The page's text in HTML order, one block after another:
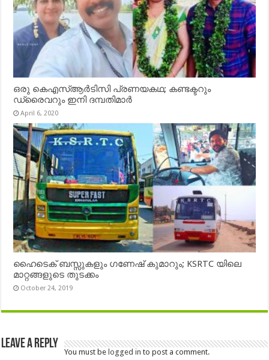
ഒരു കെഎസ്ആർടിസി പ്രണയകഥ; കണ്ടക്ടറും
ഡ്രൈവറും ഇനി ദമ്പതിമാർ
April 6, 2020
ഹൈടെക് ബസ്സുകളും ഗണേഷ് കുമാറും; KSRTC യിലെ
മാറ്റങ്ങളുടെ തുടക്കം
October 24, 2019
Leave a Reply
You must be logged in to post a comment.